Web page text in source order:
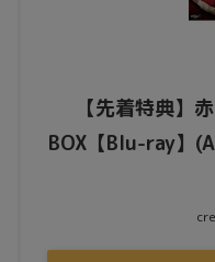
【先着特典】
BOX【Blu-ray】